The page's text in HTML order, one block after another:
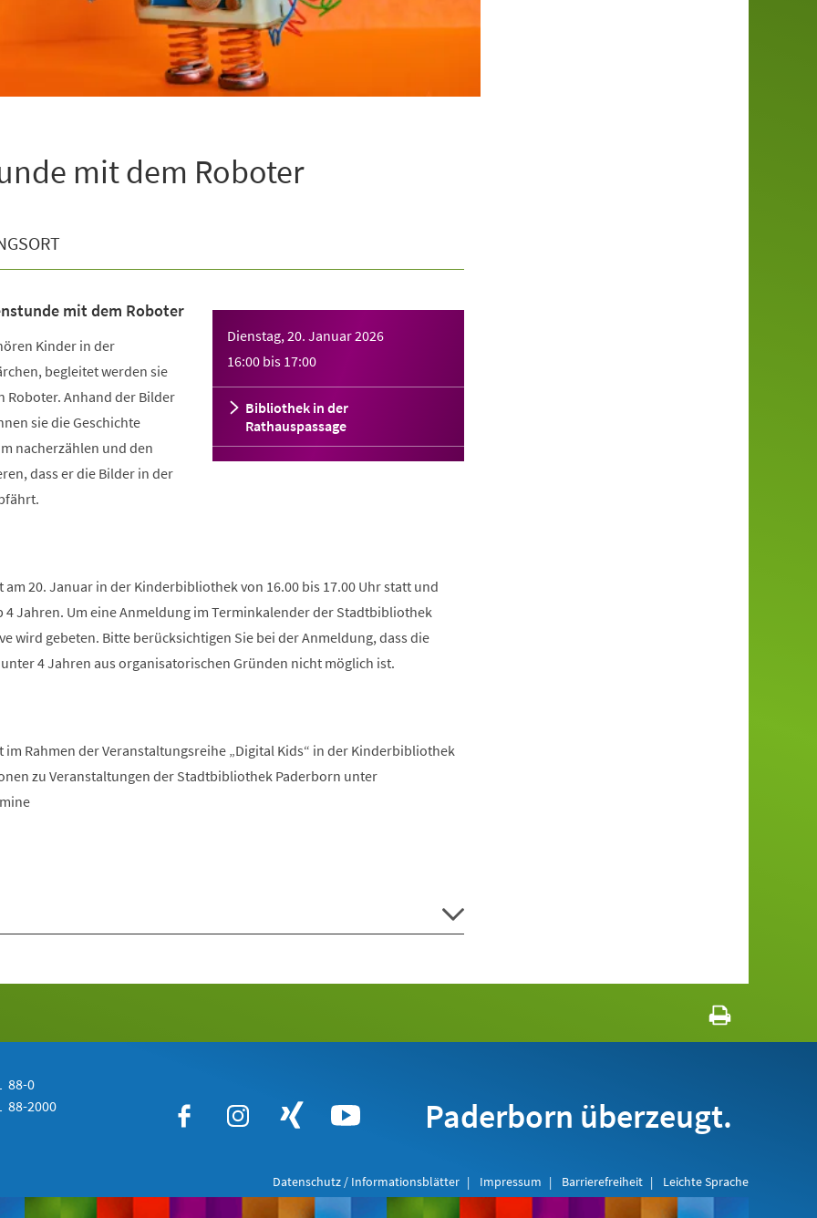
mit dem Roboter
Dienstag, 20. Januar 2026
16:00 bis 17:00
Bibliothek in der
Rathauspassage
mit dem Roboter
Kinder in der
begleitet werden sie
Roboter. Anhand der Bilder
sie die Geschichte
nacherzählen und den
dass er die Bilder in der
20. Januar in der Kinderbibliothek von 16.00 bis 17.00 Uhr statt und
4 Jahren. Um eine Anmeldung im Terminkalender der Stadtbibliothek
wird gebeten. Bitte berücksichtigen Sie bei der Anmeldung, dass die
4 Jahren aus organisatorischen Gründen nicht möglich ist.
Rahmen der Veranstaltungsreihe „Digital Kids“ in der Kinderbibliothek
zu Veranstaltungen der Stadtbibliothek Paderborn unter
88-0
88-2000
Paderborn überzeugt.
Datenschutz / Informationsblätter Impressum Barrierefreiheit Leichte Sprache